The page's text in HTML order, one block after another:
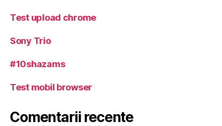
Test upload chrome
Sony Trio
#10shazams
Test mobil browser
Comentarii recente